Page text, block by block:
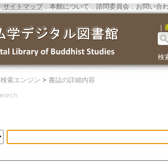
サイトマップ．本館について ． 諮問委員会． お問い合
｜
検
検索エンジン > 書誌の詳細内容